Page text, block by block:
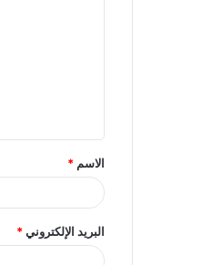
ق
*
الاسم *
البريد الإلكتروني*